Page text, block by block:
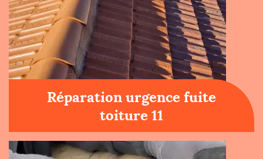
Réparation urgence fuite
toiture 11